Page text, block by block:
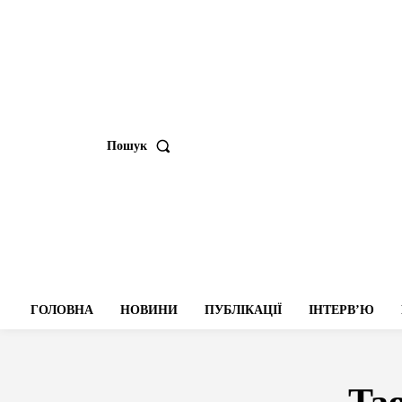
Пошук
ГОЛОВНА НОВИНИ ПУБЛІКАЦІЇ ІНТЕРВʼЮ